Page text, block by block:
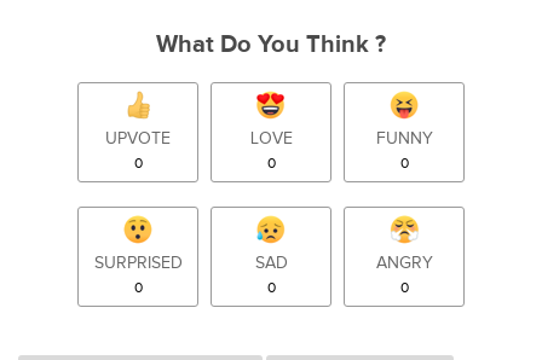
What Do You Think ?
UPVOTE
0
LOVE
0
FUNNY
0
SURPRISED
0
SAD
0
ANGRY
0